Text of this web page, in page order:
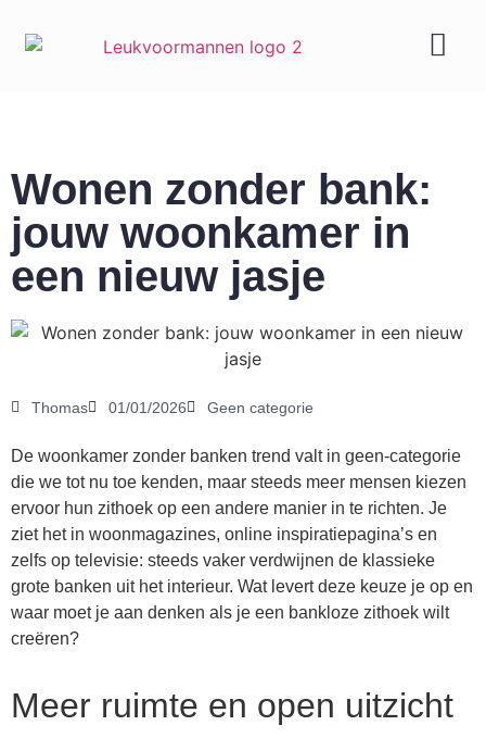
Wonen zonder bank:
jouw woonkamer in
een nieuw jasje
Thomas 01/01/2026 Geen categorie
De woonkamer zonder banken trend valt in geen-categorie
die we tot nu toe kenden, maar steeds meer mensen kiezen
ervoor hun zithoek op een andere manier in te richten. Je
ziet het in woonmagazines, online inspiratiepagina’s en
zelfs op televisie: steeds vaker verdwijnen de klassieke
grote banken uit het interieur. Wat levert deze keuze je op en
waar moet je aan denken als je een bankloze zithoek wilt
creëren?
Meer ruimte en open uitzicht